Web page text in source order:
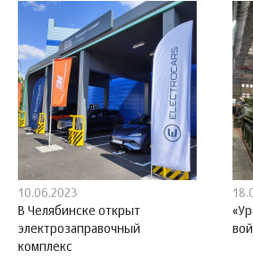
10.06.2023
В Челябинске открыт
электрозаправочный
комплекс